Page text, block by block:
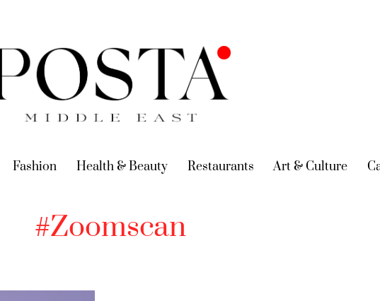
(current)
Fashion (current)
Health & Beauty (current)
Restaurants (current)
Art & Culture
#Zoomscan